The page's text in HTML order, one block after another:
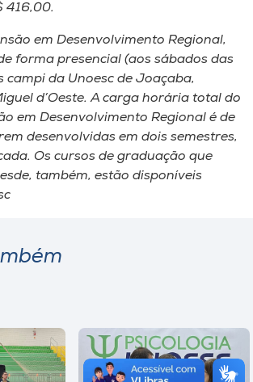
416,00.
em Desenvolvimento Regional,
forma presencial (aos sábados das
campi da Unoesc de Joaçaba,
d’Oeste. A carga horária total do
em Desenvolvimento Regional é de
desenvolvidas em dois semestres,
Os cursos de graduação que
também, estão disponíveis